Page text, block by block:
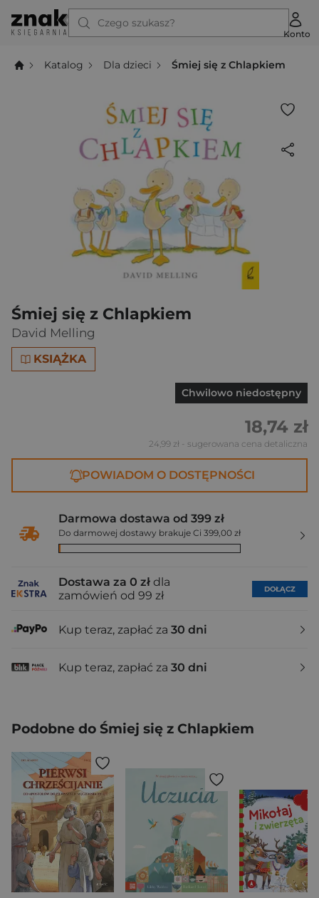
Czego szukasz?
Konto
Katalog Dla dzieci Śmiej się z Chlapkiem
Śmiej się z Chlapkiem
David Melling
KSIĄŻKA
Chwilowo niedostępny
18,74 zł
24,99 zł - sugerowana cena detaliczna
POWIADOM O DOSTĘPNOŚCI
Darmowa dostawa od 399 zł
Do darmowej dostawy brakuje Ci 399,00 zł
Dostawa za 0 zł dla
zamówień od 99 zł
DOŁĄCZ
Kup teraz, zapłać za 30 dni
Kup teraz, zapłać za 30 dni
Podobne do Śmiej się z Chlapkiem